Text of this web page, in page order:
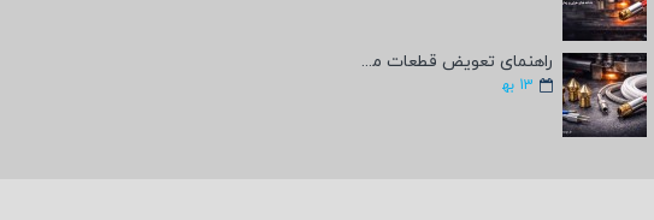
راهنمای تعویض قطعات مصرفی پرینتر سه‌بعدی
13 به‍